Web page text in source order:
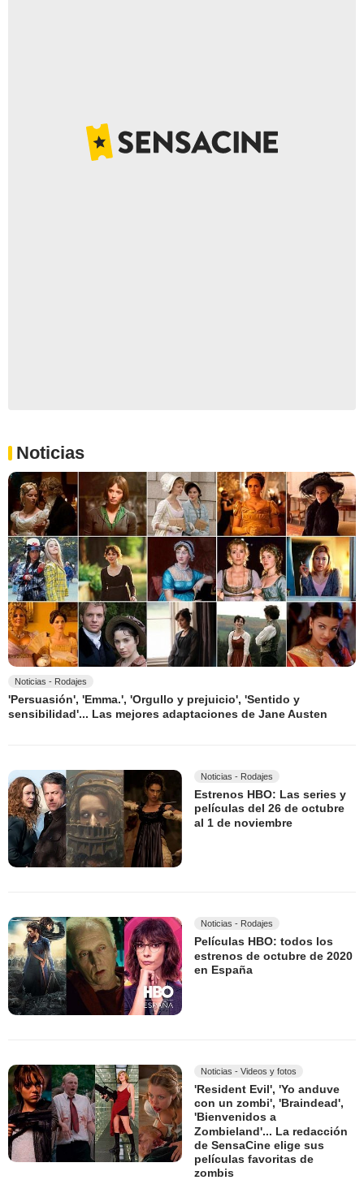
Noticias
Noticias - Rodajes
'Persuasión', 'Emma.', 'Orgullo y prejuicio', 'Sentido y
sensibilidad'... Las mejores adaptaciones de Jane Austen
Noticias - Rodajes
Estrenos HBO: Las series y
películas del 26 de octubre
al 1 de noviembre
Noticias - Rodajes
Películas HBO: todos los
estrenos de octubre de 2020
en España
Noticias - Videos y fotos
'Resident Evil', 'Yo anduve
con un zombi', 'Braindead',
'Bienvenidos a
Zombieland'... La redacción
de SensaCine elige sus
películas favoritas de
zombis